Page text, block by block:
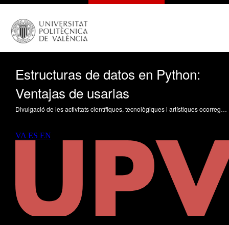
Estructuras de datos en Python:
Ventajas de usarlas
Divulgació de les activitats científiques, tecnològiques i artístiques ocorregudes en els tres campus de la UPV